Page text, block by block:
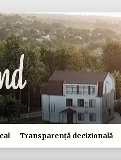
Transparență decizională